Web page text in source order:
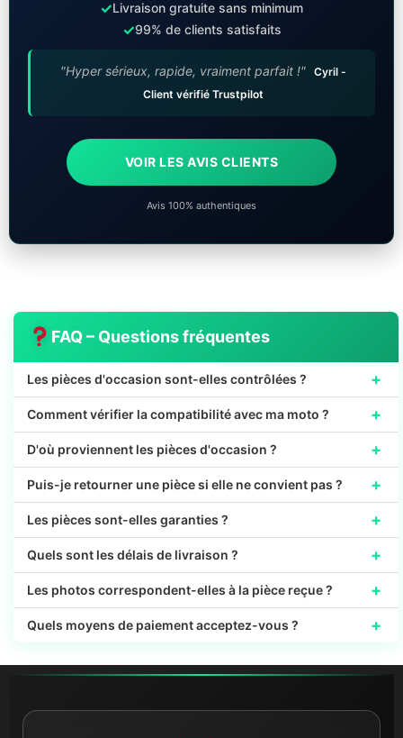
✓Livraison gratuite sans minimum
✓99% de clients satisfaits
"Hyper sérieux, rapide, vraiment parfait !" Cyril -
Client vérifié Trustpilot
VOIR LES AVIS CLIENTS
Avis 100% authentiques
FAQ – Questions fréquentes
Les pièces d'occasion sont-elles contrôlées ? +
Comment vérifier la compatibilité avec ma moto ? +
D'où proviennent les pièces d'occasion ? +
Puis-je retourner une pièce si elle ne convient pas ? +
Les pièces sont-elles garanties ? +
Quels sont les délais de livraison ? +
Les photos correspondent-elles à la pièce reçue ? +
Quels moyens de paiement acceptez-vous ? +